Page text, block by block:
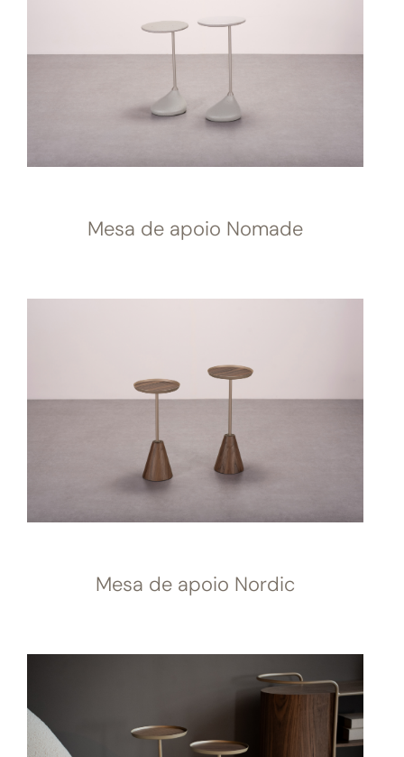
Mesa de apoio Nomade
Mesa de apoio Nordic